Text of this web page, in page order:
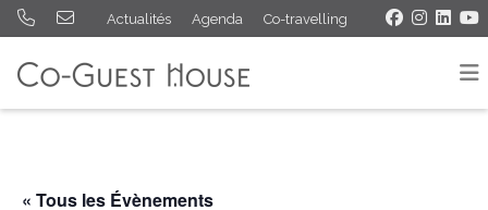
Actualités Agenda Co-travelling
« Tous les Évènements